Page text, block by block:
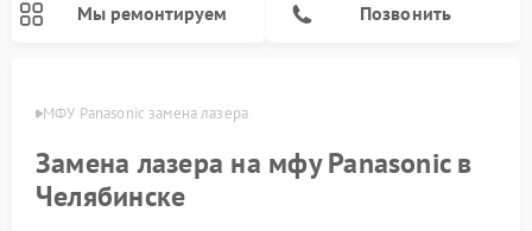
Мы ремонтируем Позвонить
МФУ Panasonic замена лазера
Замена лазера на мфу Panasonic в
Челябинске